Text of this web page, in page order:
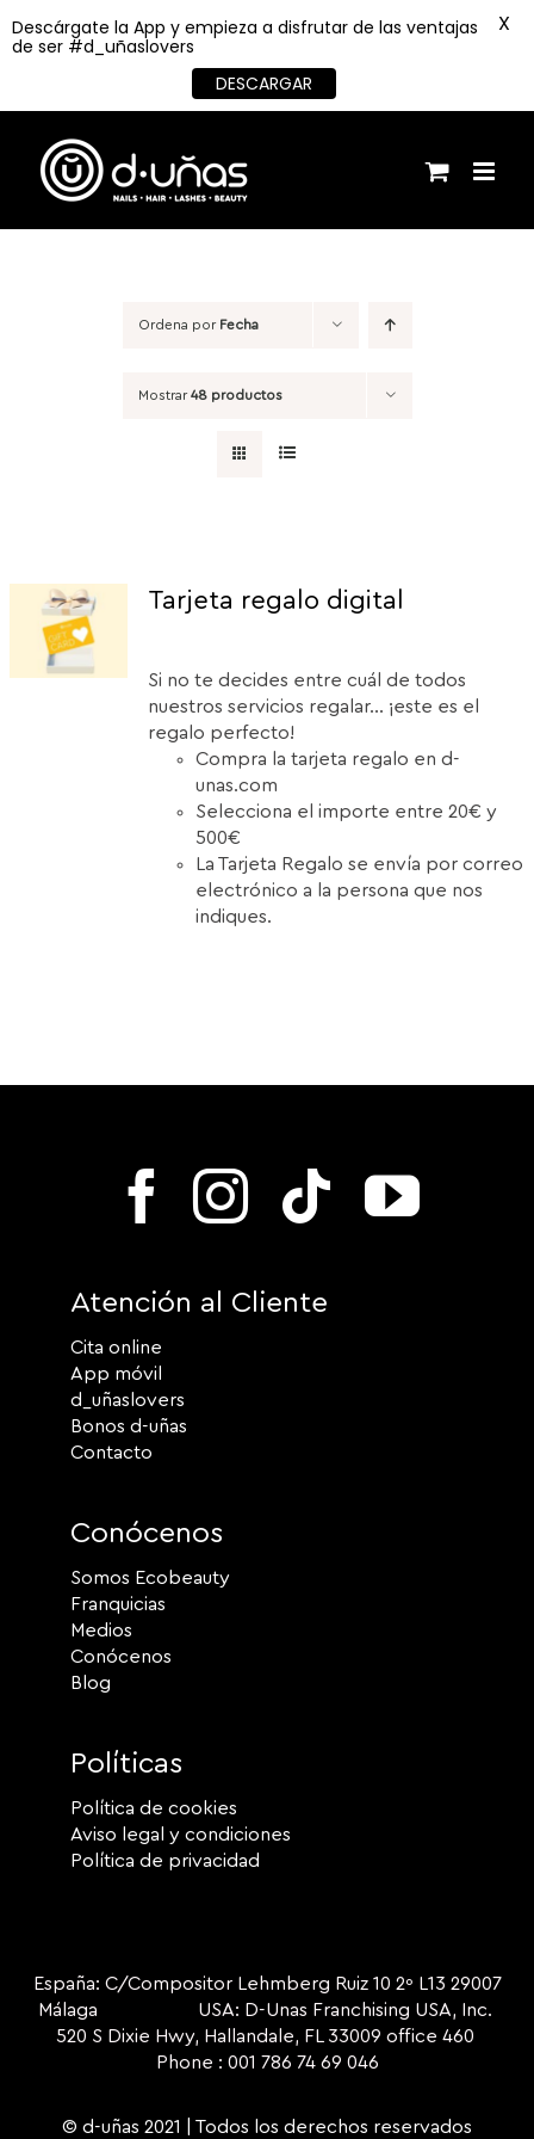
contenido
Ordena por Fecha
Mostrar48 productos
Tarjeta regalo digital
Si no te decides entre cuál de todos
nuestros servicios regalar... ¡este es el
regalo perfecto!
Compra la tarjeta regalo en d-
unas.com
Selecciona el importe entre 20€ y
500€
La Tarjeta Regalo se envía por correo
electrónico a la persona que nos
indiques.
Atención al Cliente
Cita online
App móvil
d_uñaslovers
Bonos d-uñas
Contacto
Conócenos
Somos Ecobeauty
Franquicias
Medios
Conócenos
Blog
Políticas
Política de cookies
Aviso legal y condiciones
Política de privacidad
España: C/Compositor Lehmberg Ruiz 10 2º L13 29007
Málaga USA: D-Unas Franchising USA, Inc.
520 S Dixie Hwy, Hallandale, FL 33009 office 460
Phone : 001 786 74 69 046
© d-uñas 2021 | Todos los derechos reservados
Descárgate la App y empieza a disfrutar de las ventajas
de ser #d_uñaslovers
DESCARGAR
X